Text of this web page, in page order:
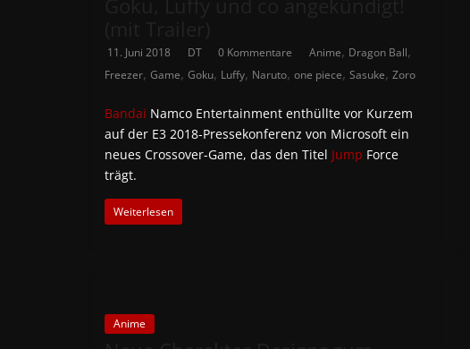
11. Juni 2018 DT 0 Kommentare Anime, Dragon Ball,
Freezer, Game, Goku, Luffy, Naruto, one piece, Sasuke, Zoro
Bandai Namco Entertainment enthüllte vor Kurzem
auf der E3 2018-Pressekonferenz von Microsoft ein
neues Crossover-Game, das den Titel Jump Force
trägt.
Weiterlesen
Anime